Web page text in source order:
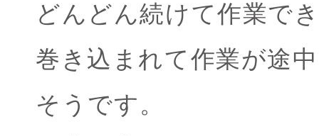
どんどん続けて作業で
巻き込まれて作業が途
そうです。